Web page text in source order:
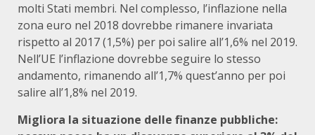
molti Stati membri. Nel complesso, l’inflazione nella
zona euro nel 2018 dovrebbe rimanere invariata
rispetto al 2017 (1,5%) per poi salire all’1,6% nel 2019.
Nell’UE l’inflazione dovrebbe seguire lo stesso
andamento, rimanendo all’1,7% quest’anno per poi
salire all’1,8% nel 2019.
Migliora la situazione delle finanze pubbliche: